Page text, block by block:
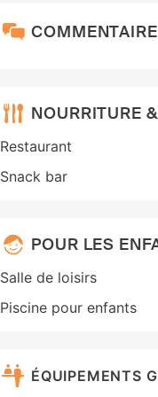
NOURRITURE
Restaurant
Snack bar
POUR LES
Salle de loisirs
Piscine pour enfants
ÉQUIPEMENTS